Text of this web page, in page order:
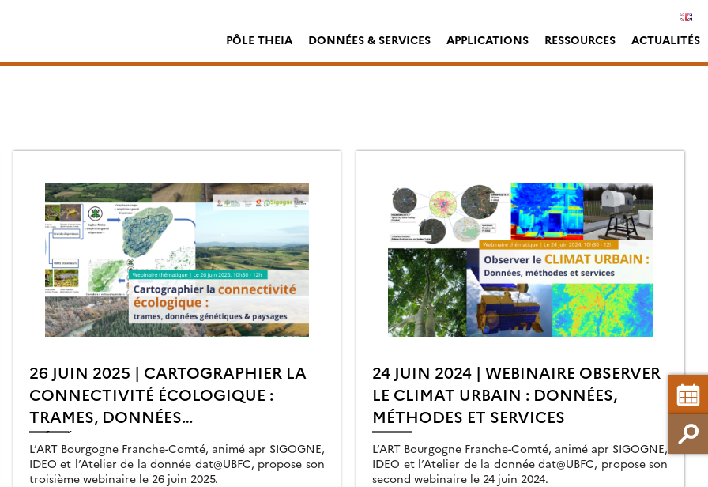
PÔLE THEIA DONNÉES & SERVICES APPLICATIONS RESSOURCES ACTUALITÉS
26 JUIN 2025 | CARTOGRAPHIER LA
CONNECTIVITÉ ÉCOLOGIQUE :
TRAMES, DONNÉES
GÉNÉTIQUES ET PAYSAGES
L’ART Bourgogne Franche-Comté, animé apr SIGOGNE,
IDEO et l’Atelier de la donnée dat@UBFC, propose son
troisième webinaire le 26 juin 2025.
24 JUIN 2024 | WEBINAIRE OBSERVER
LE CLIMAT URBAIN : DONNÉES,
MÉTHODES ET SERVICES
L’ART Bourgogne Franche-Comté, animé apr SIGOGNE,
IDEO et l’Atelier de la donnée dat@UBFC, propose son
second webinaire le 24 juin 2024.